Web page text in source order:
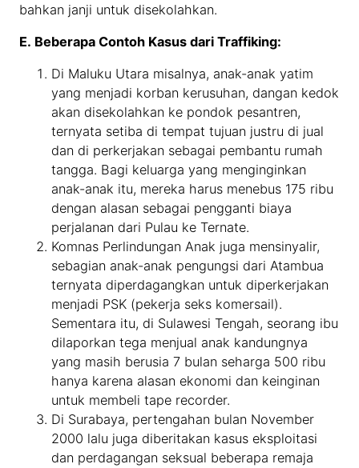
bahkan janji untuk disekolahkan.
E. BeberapaContoh Kasus dari Traffiking:
Di Maluku Utara misalnya, anak-anak yatim
yang menjadi korban kerusuhan, dangan kedok
akan disekolahkan ke pondok pesantren,
ternyata setiba di tempat tujuan justru di jual
dan di perkerjakan sebagai pembantu rumah
tangga. Bagi keluarga yang menginginkan
anak-anak itu, mereka harus menebus 175 ribu
dengan alasan sebagai pengganti biaya
perjalanan dari Pulau ke Ternate.
Komnas Perlindungan Anak juga mensinyalir,
sebagian anak-anak pengungsi dari Atambua
ternyata diperdagangkan untuk diperkerjakan
menjadi PSK (pekerja seks komersail).
Sementara itu, di Sulawesi Tengah, seorang ibu
dilaporkan tega menjual anak kandungnya
yang masih berusia 7 bulan seharga 500 ribu
hanya karena alasan ekonomi dan keinginan
untuk membeli tape recorder.
Di Surabaya, pertengahan bulan November
2000 lalu juga diberitakan kasus eksploitasi
dan perdagangan seksual beberapa remaja